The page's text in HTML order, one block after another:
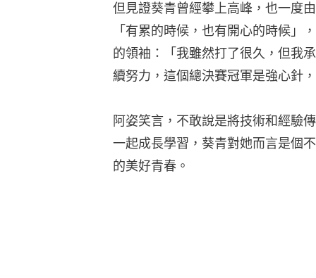
但見證葵青曾經攀上高峰，也一度
「有累的時候，也有開心的時候」
的領袖：「我雖然打了很久，但我
續努力，這個總決賽冠軍是強心針
阿姿笑言，不敢說是將技術和經驗
一起成長學習，葵青對她而言是個
的美好青春。